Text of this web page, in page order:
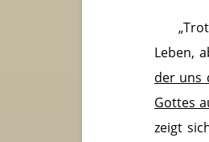
Leben,
der uns
Gottes
zeigt